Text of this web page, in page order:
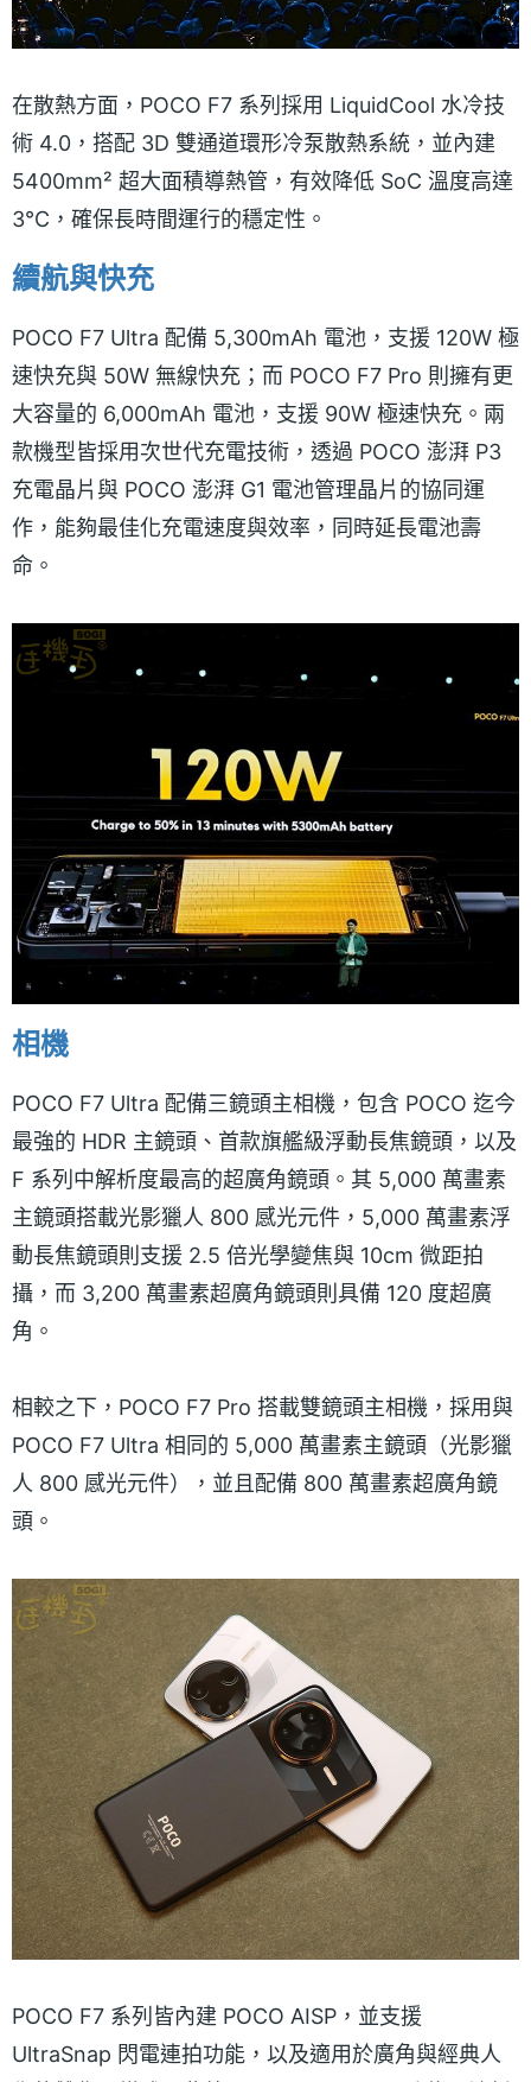
在散熱方面，POCO F7 系列採用 LiquidCool 水冷技
術 4.0，搭配 3D 雙通道環形冷泵散熱系統，並內建
5400mm² 超大面積導熱管，有效降低 SoC 溫度高達
3°C，確保長時間運行的穩定性。
續航與快充
POCO F7 Ultra 配備 5,300mAh 電池，支援 120W 極
速快充與 50W 無線快充；而 POCO F7 Pro 則擁有更
大容量的 6,000mAh 電池，支援 90W 極速快充。兩
款機型皆採用次世代充電技術，透過 POCO 澎湃 P3
充電晶片與 POCO 澎湃 G1 電池管理晶片的協同運
作，能夠最佳化充電速度與效率，同時延長電池壽
命。
相機
POCO F7 Ultra 配備三鏡頭主相機，包含 POCO 迄今
最強的 HDR 主鏡頭、首款旗艦級浮動長焦鏡頭，以及
F 系列中解析度最高的超廣角鏡頭。其 5,000 萬畫素
主鏡頭搭載光影獵人 800 感光元件，5,000 萬畫素浮
動長焦鏡頭則支援 2.5 倍光學變焦與 10cm 微距拍
攝，而 3,200 萬畫素超廣角鏡頭則具備 120 度超廣
角。
相較之下，POCO F7 Pro 搭載雙鏡頭主相機，採用與
POCO F7 Ultra 相同的 5,000 萬畫素主鏡頭（光影獵
人 800 感光元件），並且配備 800 萬畫素超廣角鏡
頭。
POCO F7 系列皆內建 POCO AISP，並支援
UltraSnap 閃電連拍功能，以及適用於廣角與經典人